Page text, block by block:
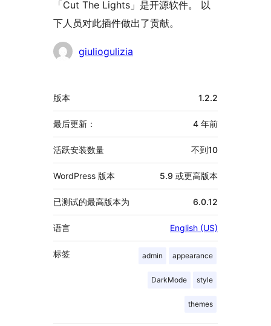
「Cut The Lights」是开源软件。 以
下人员对此插件做出了贡献。
贡
giuliogulizia
额
外
信
息
版本 1.2.2
最后更新： 4 年前
活跃安装数量 不到10
WordPress 版本 5.9 或更高版本
已测试的最高版本为 6.0.12
语言 English (US)
标签 admin appearance
DarkMode style
themes